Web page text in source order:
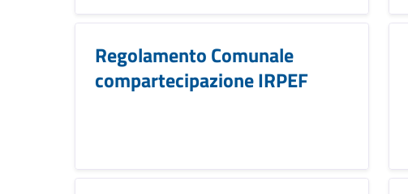
Regolamento Comunale
compartecipazione IRPEF